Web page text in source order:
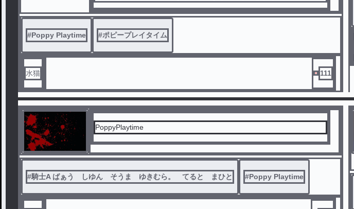
これは、そのおもちゃ達の中のユニコーンとクマのお話である...。───
───
#Poppy Playtime #ポピープレイタイム
水猫 111
PoppyPlaytime
#騎士A ばぁう しゆん そうま ゆきむら。 てると まひと #Poppy Playtime